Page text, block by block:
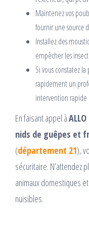
Maintenez vos
fournir une source
Installez des
empêcher les
Si vous constatez
rapidement un
intervention rapide
En faisant appel à
nids de guêpes et
(département 21),
sécuritaire. N’attendez
animaux domestiques
nuisibles.